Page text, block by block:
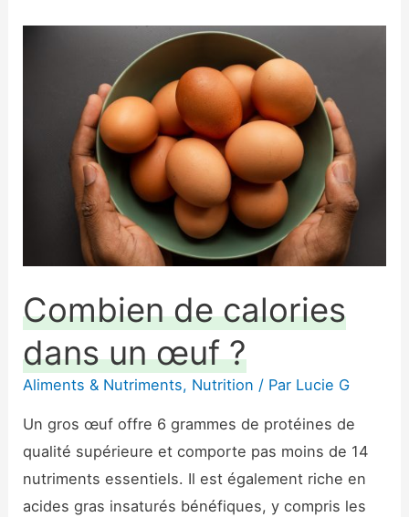
Combien de calories
dans un œuf ?
Aliments & Nutriments, Nutrition / Par Lucie G
Un gros œuf offre 6 grammes de protéines de
qualité supérieure et comporte pas moins de 14
nutriments essentiels. Il est également riche en
acides gras insaturés bénéfiques, y compris les